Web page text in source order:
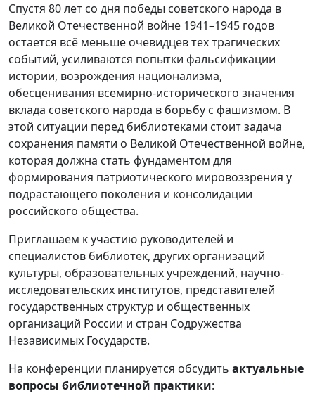
Спустя 80 лет со дня победы советского народа в
Великой Отечественной войне 1941–1945 годов
остается всё меньше очевидцев тех трагических
событий, усиливаются попытки фальсификации
истории, возрождения национализма,
обесценивания всемирно-исторического значения
вклада советского народа в борьбу с фашизмом. В
этой ситуации перед библиотеками стоит задача
сохранения памяти о Великой Отечественной войне,
которая должна стать фундаментом для
формирования патриотического мировоззрения у
подрастающего поколения и консолидации
российского общества.
Приглашаем к участию руководителей и
специалистов библиотек, других организаций
культуры, образовательных учреждений, научно-
исследовательских институтов, представителей
государственных структур и общественных
организаций России и стран Содружества
Независимых Государств.
На конференции планируется обсудить актуальные
вопросы библиотечной практики: